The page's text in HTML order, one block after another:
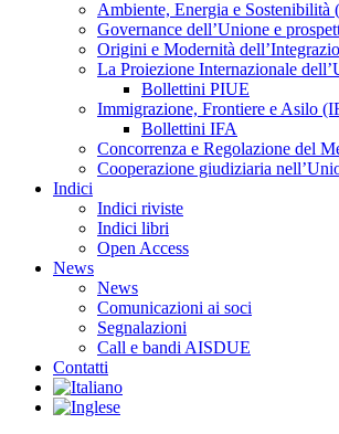
Ambiente, Energia e Sostenibilità
Governance dell’Unione e
Origini e Modernità
La Proiezione Internazionale
Bollettini PIUE
Immigrazione, Frontiere e Asilo
Bollettini IFA
Concorrenza e Regolazione del
Cooperazione giudiziaria
Indici
Indici riviste
Indici libri
Open Access
News
News
Comunicazioni ai soci
Segnalazioni
Call e bandi AISDUE
Contatti